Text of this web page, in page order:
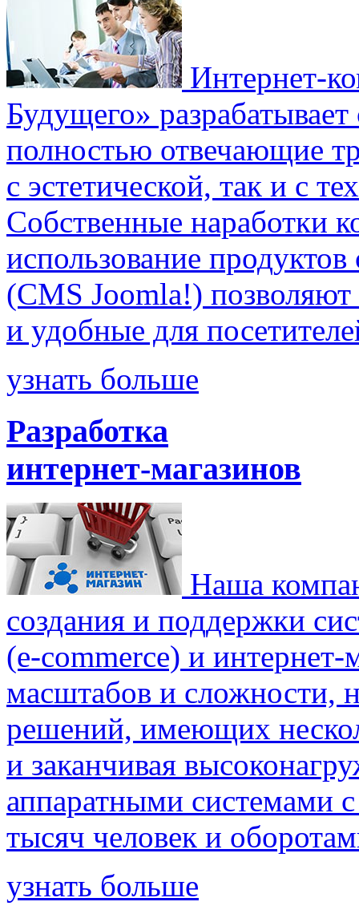
Интернет-
Будущего»
полностью отвечающие
с эстетической, так и с
Собственные наработки
использование
(CMS Joomla!) позволяют
и удобные для
узнать больше
Разработка
интернет-магазинов
Наша
создания и поддержки
(e-commerce) и интернет-
масштабов и сложности,
решений, имеющих
и заканчивая
аппаратными системами
тысяч человек и
узнать больше